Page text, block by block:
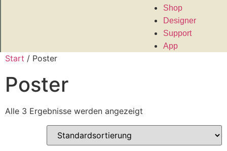
Shop
Designer
Support
App
Start / Poster
Poster
Alle 3 Ergebnisse werden angezeigt